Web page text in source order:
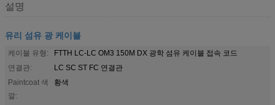
설명
유리 섬유 광 케이블
케이블 유형:
FTTH LC-LC OM3 150M DX 광학 섬유 케이블 접속 코드
연결관:
LC SC ST FC 연결관
Paintcoat 색
깔:
황색